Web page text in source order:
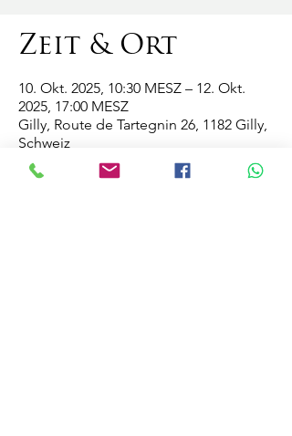
Zeit & Ort
10. Okt. 2025, 10:30 MESZ – 12. Okt.
2025, 17:00 MESZ
Gilly, Route de Tartegnin 26, 1182 Gilly,
Schweiz